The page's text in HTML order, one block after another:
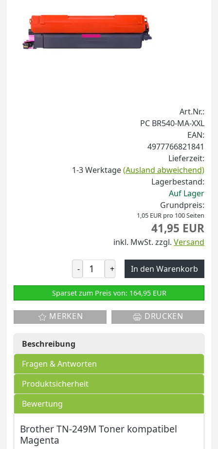
Art.Nr.:
PC BR540-MA-XXL
EAN:
4977766821841
Lieferzeit:
1-3 Werktage(Ausland abweichend)
Lagerbestand:
Auf Lager
Grundpreis:
1,05 EUR pro 100 Seiten
41,95 EUR
inkl. MwSt. zzgl. Versand
- + In den Warenkorb
Sparset zum Preis von: 164,95 EUR
MERKEN DRUCKEN
Beschreibung
Fragen & Antworten
Produktsicherheit
Bewertung
Brother TN-249M Toner kompatibel
Magenta